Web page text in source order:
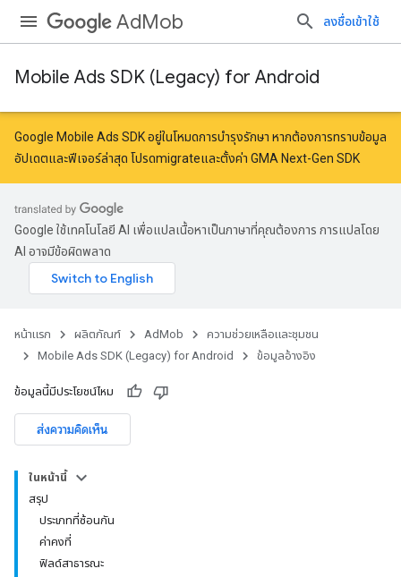
AdMob ลงชื่อเข้าใช้
Mobile Ads SDK (Legacy) for Android
Google Mobile Ads SDK อยู่ในโหมดการบำรุงรักษา หากต้องการทราบข้อมูล
อัปเดตและฟีเจอร์ล่าสุด โปรดmigrateและตั้งค่า GMA Next-Gen SDK
Google ใช้เทคโนโลยี AI เพื่อแปลเนื้อหาเป็นภาษาที่คุณต้องการ การแปลโดย
AI อาจมีข้อผิดพลาด
หน้าแรก ผลิตภัณฑ์ AdMob
ความช่วยเหลือและชุมชน
Mobile Ads SDK (Legacy) for Android
ข้อมูลอ้างอิง
ข้อมูลนี้มีประโยชน์ไหม
ส่งความคิดเห็น
ในหน้านี้
สรุป
ประเภทที่ซ้อนกัน
ค่าคงที่
ฟิลด์สาธารณะ